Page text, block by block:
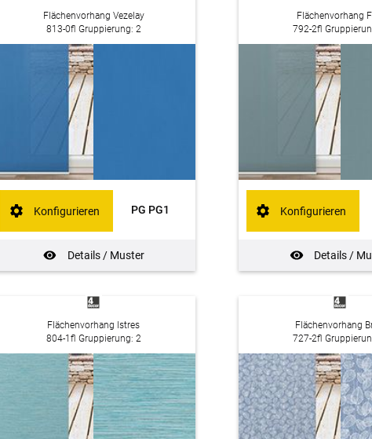
Flächenvorhang Vezelay
813-0fl Gruppierung: 2
PG PG1
Details / Muster
Konfigurieren
Flächenvorhang
792-2fl
Details /
Konfigurieren
Flächenvorhang Istres
804-1fl Gruppierung: 2
Flächenvorhang
727-2fl